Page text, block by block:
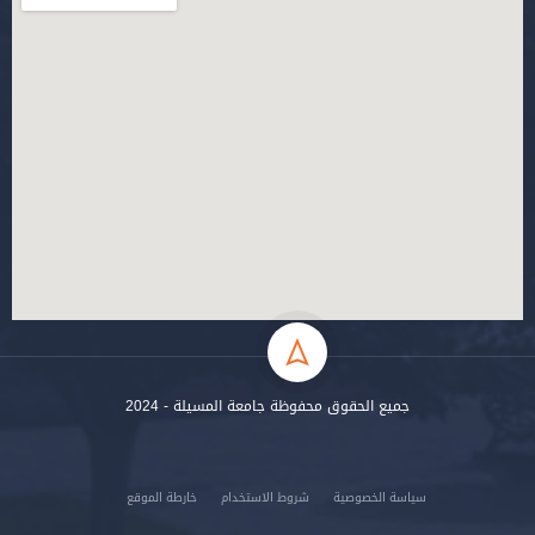
جميع الحقوق محفوظة جامعة المسيلة - 2024
سياسة الخصوصية شروط الاستخدام خارطة الموقع